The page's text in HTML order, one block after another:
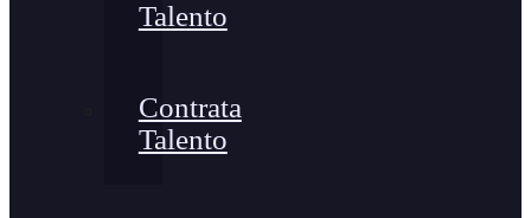
Talento
Contrata
Talento